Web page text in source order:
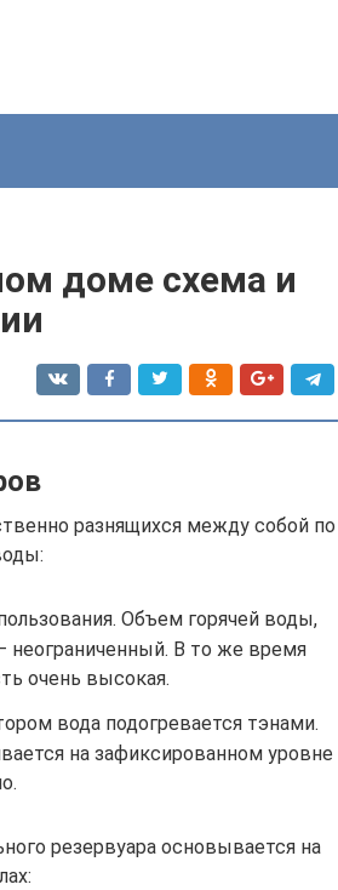
доме схема и
разнящихся между собой по
Объем горячей воды,
В то же время
очень высокая.
вода подогревается тэнами.
на зафиксированном уровне
резервуара основывается на